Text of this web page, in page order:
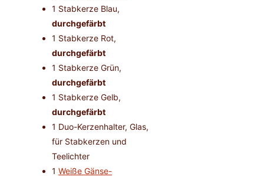
1 Stabkerze Blau,
durchgefärbt
1 Stabkerze Rot,
durchgefärbt
1 Stabkerze Grün,
durchgefärbt
1 Stabkerze Gelb,
durchgefärbt
1 Duo-Kerzenhalter, Glas,
für Stabkerzen und
Teelichter
1 Weiße Gänse-